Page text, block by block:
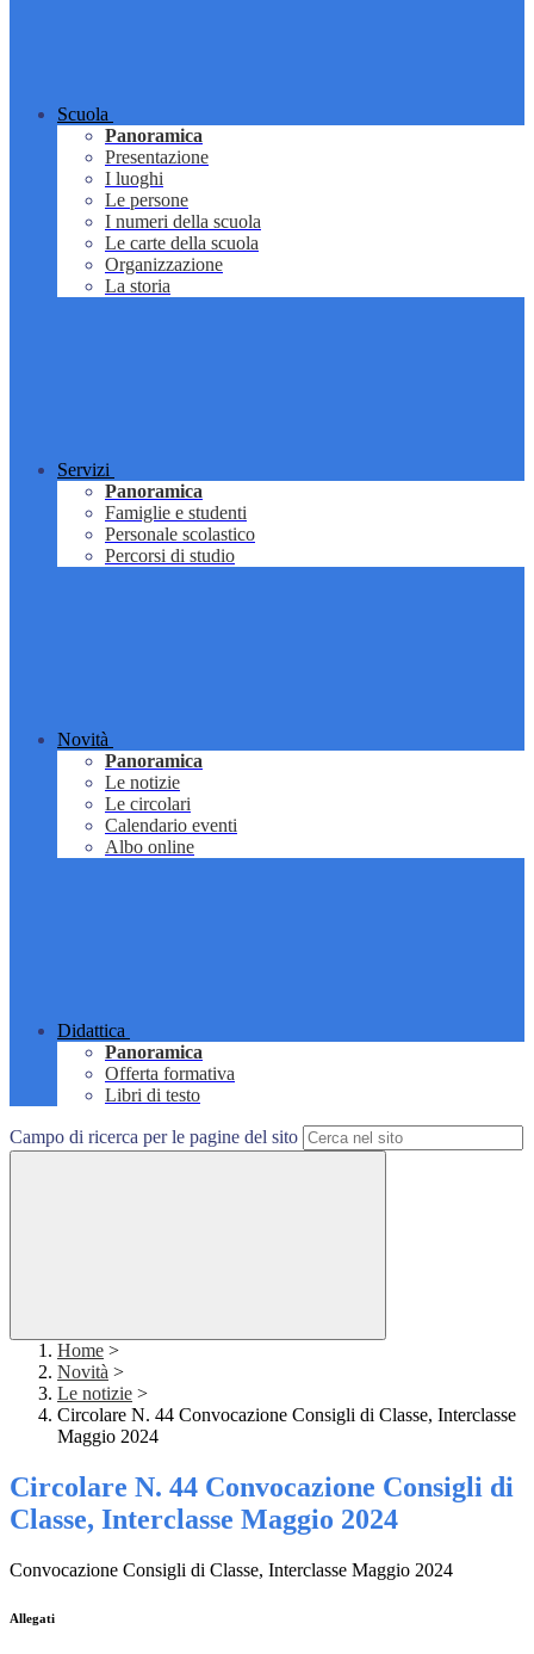
Scuola
Panoramica
Presentazione
I luoghi
Le persone
I numeri della scuola
Le carte della scuola
Organizzazione
La storia
Servizi
Panoramica
Famiglie e studenti
Personale scolastico
Percorsi di studio
Novità
Panoramica
Le notizie
Le circolari
Calendario eventi
Albo online
Didattica
Panoramica
Offerta formativa
Libri di testo
Campo di ricerca per le pagine del sito
Home >
Novità >
Le notizie >
Circolare N. 44 Convocazione Consigli di Classe, Interclasse
Maggio 2024
Circolare N. 44 Convocazione Consigli di
Classe, Interclasse Maggio 2024
Convocazione Consigli di Classe, Interclasse Maggio 2024
Allegati